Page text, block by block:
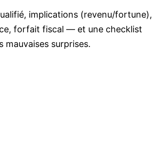
implications (revenu/fortune),
forfait fiscal — et une checklist
mauvaises surprises.